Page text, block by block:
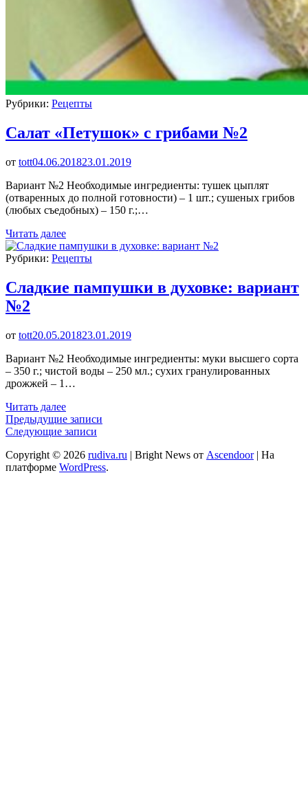
Рубрики: Рецепты
Салат «Петушок» с грибами №2
от tott04.06.201823.01.2019
Вариант №2 Необходимые ингредиенты: тушек цыплят
(отваренных до полной готовности) – 1 шт.; сушеных грибов
(любых съедобных) – 150 г.;…
Читать далее
Рубрики: Рецепты
Сладкие пампушки в духовке: вариант
№2
от tott20.05.201823.01.2019
Вариант №2 Необходимые ингредиенты: муки высшего сорта
– 350 г.; чистой воды – 250 мл.; сухих гранулированных
дрожжей – 1…
Читать далее
Навигация
по
записям
Предыдущие записи
Следующие записи
Copyright © 2026 rudiva.ru | Bright News от Ascendoor| На
платформе WordPress.